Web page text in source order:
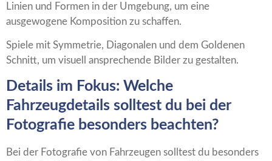
Linien und Formen in der Umgebung, um eine
ausgewogene Komposition zu schaffen.
Spiele mit Symmetrie, Diagonalen und dem Goldenen
Schnitt, um visuell ansprechende Bilder zu gestalten.
Details im Fokus: Welche
Fahrzeugdetails solltest du bei der
Fotografie besonders beachten?
Bei der Fotografie von Fahrzeugen solltest du besonders